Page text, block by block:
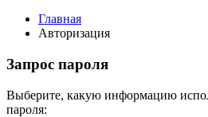
Главная
Авторизация
Запрос пароля
Выберите, какую информацию
пароля: